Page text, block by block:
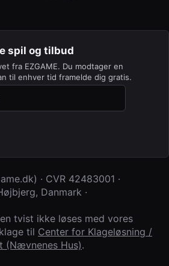
spil og tilbud
fra EZGAME. Du modtager en
til enhver tid framelde dig gratis.
stå tomt)
) · CVR 42483001 ·
, Danmark ·
tvist ikke løses med vores
til Center for Klageløsning /
(Nævnenes Hus).